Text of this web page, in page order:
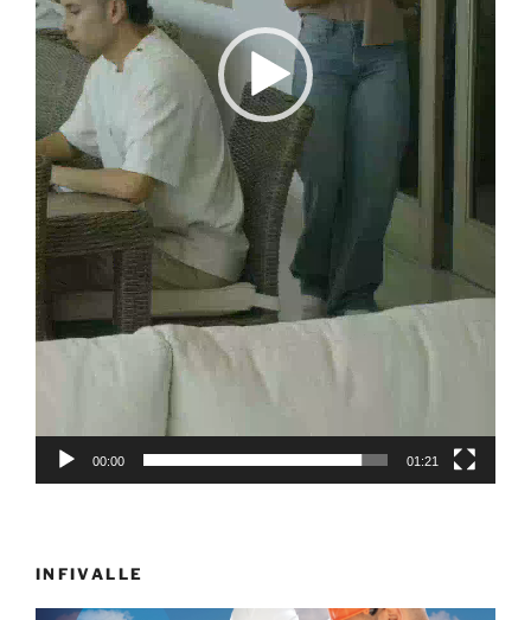
00:00 01:21
INFIVALLE